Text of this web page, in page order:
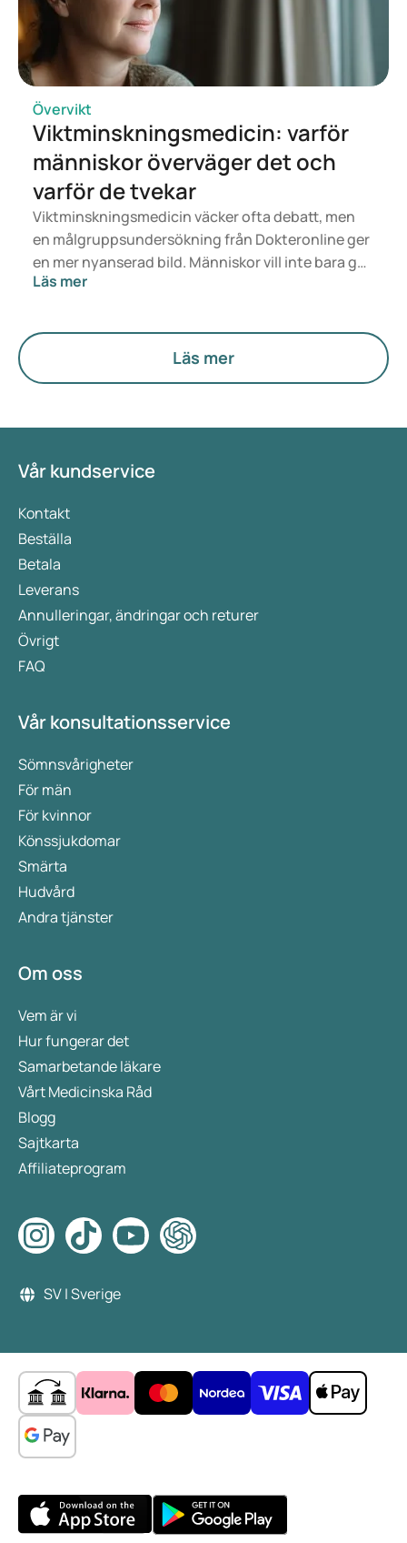
Övervikt
Viktminskningsmedicin: varför
människor överväger det och
varför de tvekar
Viktminskningsmedicin väcker ofta debatt, men
en målgruppsundersökning från Dokteronline ger
en mer nyanserad bild. Människor vill inte bara gå
ner i vikt, utan också känna sig friskare, piggare
är säker, lämplig och prisvärd.
Läs mer
Läs mer
Vår kundservice
Kontakt
Beställa
Betala
Leverans
Annulleringar, ändringar och returer
Övrigt
FAQ
Vår konsultationsservice
Sömnsvårigheter
För män
För kvinnor
Könssjukdomar
Smärta
Hudvård
Andra tjänster
Om oss
Vem är vi
Hur fungerar det
Samarbetande läkare
Vårt Medicinska Råd
Blogg
Sajtkarta
Affiliateprogram
SV | Sverige